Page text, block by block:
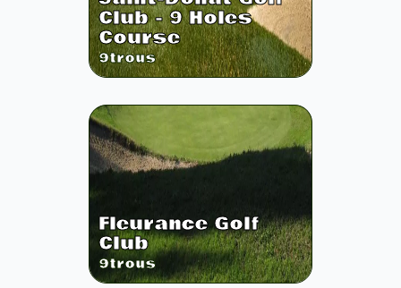
Club - 9 Holes
Course
9trous
Fleurance Golf
Club
9trous